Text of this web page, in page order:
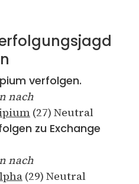
verfolgen.
nach
(27) Neutral
zu Exchange
nach
(29) Neutral